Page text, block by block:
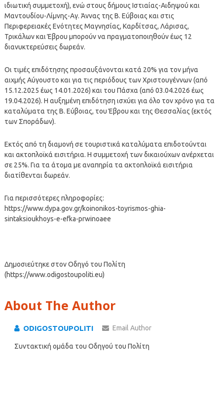
ιδιωτική συμμετοχή), ενώ στους δήμους Ιστιαίας-Αιδηψού και
Μαντουδίου-Λίμνης-Αγ. Άννας της Β. Εύβοιας και στις
Περιφερειακές Ενότητες Μαγνησίας, Καρδίτσας, Λάρισας,
Τρικάλων και Έβρου μπορούν να πραγματοποιηθούν έως 12
διανυκτερεύσεις δωρεάν.
Οι τιμές επιδότησης προσαυξάνονται κατά 20% για τον μήνα
αιχμής Αύγουστο και για τις περιόδους των Χριστουγέννων (από
15.12.2025 έως 14.01.2026) και του Πάσχα (από 03.04.2026 έως
19.04.2026). Η αυξημένη επιδότηση ισχύει για όλο τον χρόνο για τα
καταλύματα της Β. Εύβοιας, του Έβρου και της Θεσσαλίας (εκτός
των Σποράδων).
Εκτός από τη διαμονή σε τουριστικά καταλύματα επιδοτούνται
και ακτοπλοϊκά εισιτήρια. Η συμμετοχή των δικαιούχων ανέρχεται
σε 25%. Για τα άτομα με αναπηρία τα ακτοπλοϊκά εισιτήρια
διατίθενται δωρεάν.
Για περισσότερες πληροφορίες:
https://www.dypa.gov.gr/koinonikos-toyrismos-ghia-
sintaksioukhoys-e-efka-prwinoaee
Δημοσιεύτηκε στον Οδηγό του Πολίτη
(https://www.odigostoupoliti.eu)
About The Author
ODIGOSTOUPOLITI Email Author
Συντακτική ομάδα του Οδηγού του Πολίτη